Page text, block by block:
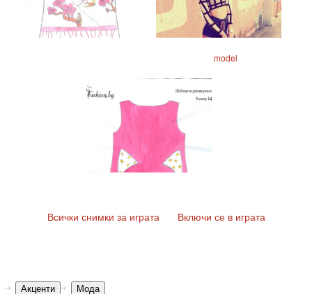
model
Всички снимки за играта Включи се в играта
Акценти Мода